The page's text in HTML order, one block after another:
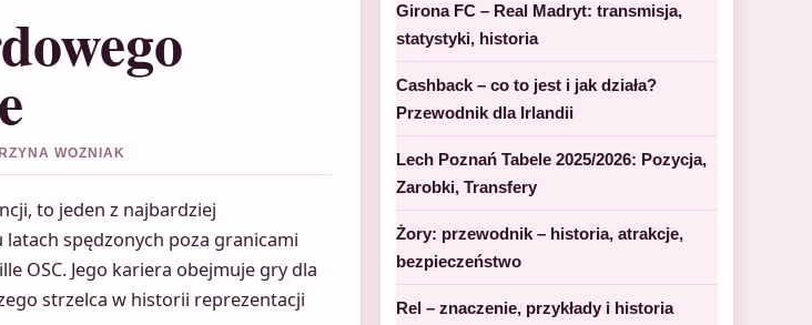
WOZNIAK
to jeden z najbardziej
spędzonych poza granicami
OSC. Jego kariera obejmuje gry dla
strzelca w historii reprezentacji
Girona FC – Real Madryt: transmisja,
statystyki, historia
Cashback – co to jest i jak działa?
Przewodnik dla Irlandii
Lech Poznań Tabele 2025/2026: Pozycja,
Zarobki, Transfery
Żory: przewodnik – historia, atrakcje,
bezpieczeństwo
Rel – znaczenie, przykłady i historia